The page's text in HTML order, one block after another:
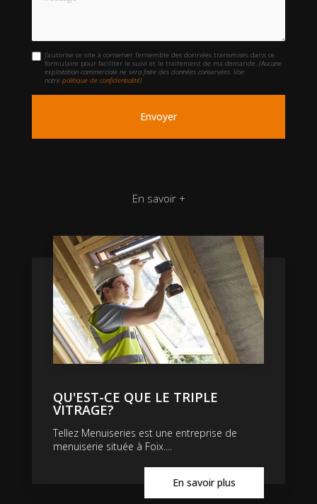
J'autorise ce site à conserver l'ensemble des données transmises dans ce
formulaire pour faciliter le suivi et le traitement de ma demande.(Aucune
exploitation commerciale ne sera faite des données conservées. Voir
notrepolitique de confidentialité)
En savoir +
QU'EST-CE QUE LE TRIPLE
VITRAGE?
Tellez Menuiseries est une entreprise de
menuiserie située à Foix....
En savoir plus